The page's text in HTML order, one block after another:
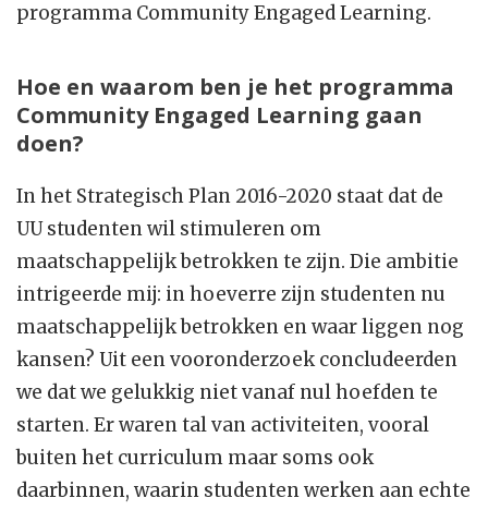
programma Community Engaged Learning.
Hoe en waarom ben je het programma
Community Engaged Learning gaan
doen?
In het Strategisch Plan 2016-2020 staat dat de
UU studenten wil stimuleren om
maatschappelijk betrokken te zijn. Die ambitie
intrigeerde mij: in hoeverre zijn studenten nu
maatschappelijk betrokken en waar liggen nog
kansen? Uit een vooronderzoek concludeerden
we dat we gelukkig niet vanaf nul hoefden te
starten. Er waren tal van activiteiten, vooral
buiten het curriculum maar soms ook
daarbinnen, waarin studenten werken aan echte